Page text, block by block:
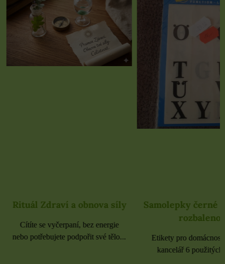
Rituál Zdraví a obnova síly
Cítíte se vyčerpaní, bez energie
nebo potřebujete podpořit své tělo...
Samolepky černé
rozbaleno
Etikety pro
kancelář 6 použitých